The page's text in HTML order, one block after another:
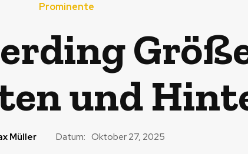
Prominente
und
Müller Datum: Oktober 27, 2025